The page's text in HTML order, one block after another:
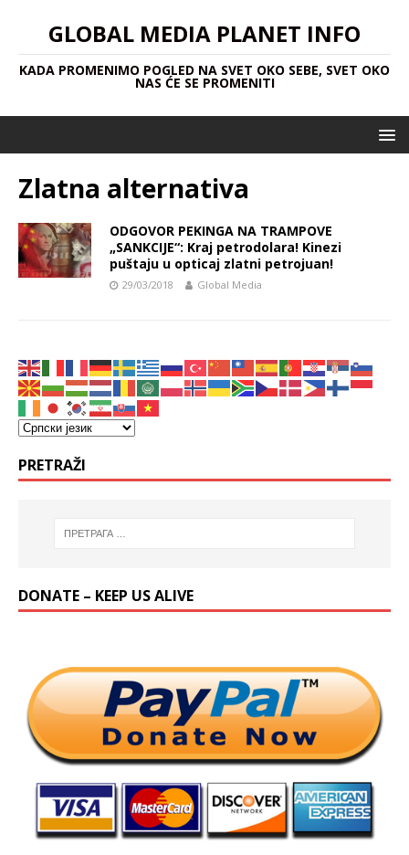
GLOBAL MEDIA PLANET INFO
KADA PROMENIMO POGLED NA SVET OKO SEBE, SVET OKO
NAS ĆE SE PROMENITI
Zlatna alternativa
ODGOVOR PEKINGA NA TRAMPOVE
„SANKCIJE“: Kraj petrodolara! Kinezi
puštaju u opticaj zlatni petrojuan!
29/03/2018 Global Media
PRETRAŽI
DONATE – KEEP US ALIVE